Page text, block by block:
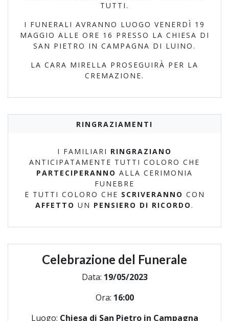
TUTTI.
I FUNERALI AVRANNO LUOGO VENERDÌ 19
MAGGIO ALLE ORE 16 PRESSO LA CHIESA DI
SAN PIETRO IN CAMPAGNA DI LUINO.
LA CARA MIRELLA PROSEGUIRÀ PER LA
CREMAZIONE.
RINGRAZIAMENTI
I FAMILIARI RINGRAZIANO
ANTICIPATAMENTE TUTTI COLORO CHE
PARTECIPERANNO ALLA CERIMONIA
FUNEBRE
E TUTTI COLORO CHE SCRIVERANNO CON
AFFETTO UN PENSIERO DI RICORDO .
Celebrazione del Funerale
Data: 19/05/2023
Ora: 16:00
Luogo: Chiesa di San Pietro in Campagna